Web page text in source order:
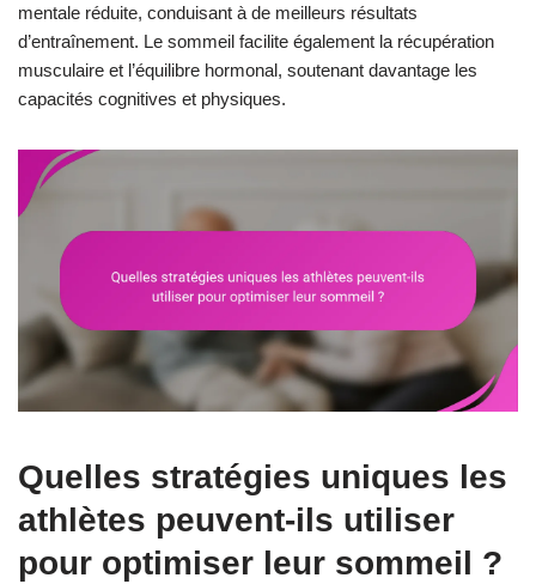
mentale réduite, conduisant à de meilleurs résultats
d’entraînement. Le sommeil facilite également la récupération
musculaire et l’équilibre hormonal, soutenant davantage les
capacités cognitives et physiques.
Quelles stratégies uniques les
athlètes peuvent-ils utiliser
pour optimiser leur sommeil ?